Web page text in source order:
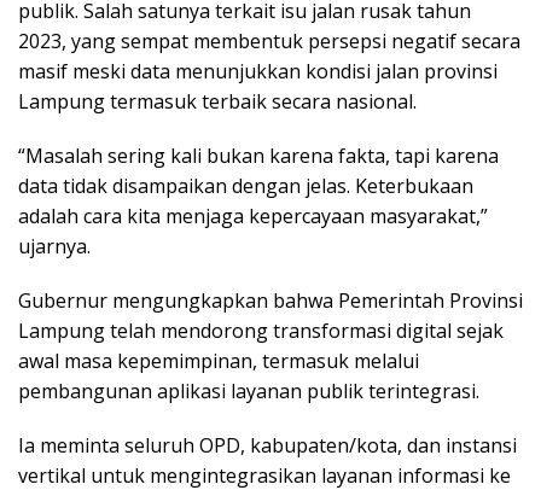
publik. Salah satunya terkait isu jalan rusak tahun
2023, yang sempat membentuk persepsi negatif secara
masif meski data menunjukkan kondisi jalan provinsi
Lampung termasuk terbaik secara nasional.
“Masalah sering kali bukan karena fakta, tapi karena
data tidak disampaikan dengan jelas. Keterbukaan
adalah cara kita menjaga kepercayaan masyarakat,”
ujarnya.
Gubernur mengungkapkan bahwa Pemerintah Provinsi
Lampung telah mendorong transformasi digital sejak
awal masa kepemimpinan, termasuk melalui
pembangunan aplikasi layanan publik terintegrasi.
Ia meminta seluruh OPD, kabupaten/kota, dan instansi
vertikal untuk mengintegrasikan layanan informasi ke